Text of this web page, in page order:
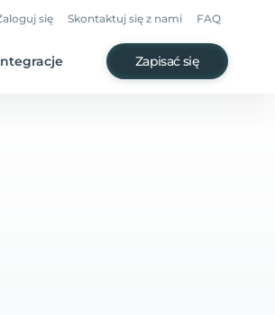
się Skontaktuj się z nami FAQ
Zapisać się